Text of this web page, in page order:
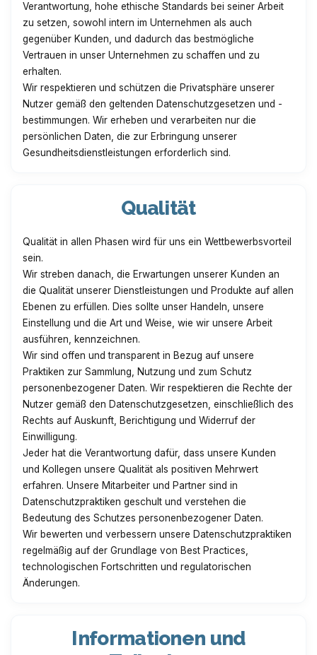
Verantwortung, hohe ethische Standards bei seiner Arbeit
zu setzen, sowohl intern im Unternehmen als auch
gegenüber Kunden, und dadurch das bestmögliche
Vertrauen in unser Unternehmen zu schaffen und zu
erhalten.
Wir respektieren und schützen die Privatsphäre unserer
Nutzer gemäß den geltenden Datenschutzgesetzen und -
bestimmungen. Wir erheben und verarbeiten nur die
persönlichen Daten, die zur Erbringung unserer
Gesundheitsdienstleistungen erforderlich sind.
Qualität
Qualität in allen Phasen wird für uns ein Wettbewerbsvorteil
sein.
Wir streben danach, die Erwartungen unserer Kunden an
die Qualität unserer Dienstleistungen und Produkte auf allen
Ebenen zu erfüllen. Dies sollte unser Handeln, unsere
Einstellung und die Art und Weise, wie wir unsere Arbeit
ausführen, kennzeichnen.
Wir sind offen und transparent in Bezug auf unsere
Praktiken zur Sammlung, Nutzung und zum Schutz
personenbezogener Daten. Wir respektieren die Rechte der
Nutzer gemäß den Datenschutzgesetzen, einschließlich des
Rechts auf Auskunft, Berichtigung und Widerruf der
Einwilligung.
Jeder hat die Verantwortung dafür, dass unsere Kunden
und Kollegen unsere Qualität als positiven Mehrwert
erfahren. Unsere Mitarbeiter und Partner sind in
Datenschutzpraktiken geschult und verstehen die
Bedeutung des Schutzes personenbezogener Daten.
Wir bewerten und verbessern unsere Datenschutzpraktiken
regelmäßig auf der Grundlage von Best Practices,
technologischen Fortschritten und regulatorischen
Änderungen.
Informationen und